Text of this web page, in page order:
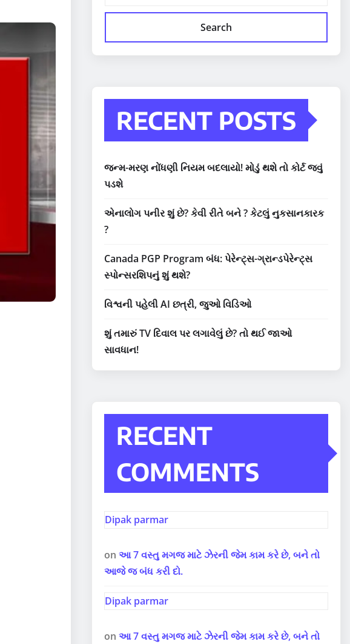
Search
RECENT POSTS
જન્મ-મરણ નોંધણી નિયમ બદલાયો! મોડું થશે તો કોર્ટ જવું
પડશે
એનાલોગ પનીર શું છે? કેવી રીતે બને ? કેટલું નુકસાનકારક
?
Canada PGP Program બંધ: પેરેન્ટ્સ-ગ્રાન્ડપેરેન્ટ્સ
સ્પોન્સરશિપનું શું થશે?
વિશ્વની પહેલી AI છત્રી, જુઓ વિડિઓ
શું તમારું TV દિવાલ પર લગાવેલું છે? તો થઈ જાઓ
સાવધાન!
RECENT
COMMENTS
Dipak parmar
on આ 7 વસ્તુ મગજ માટે ઝેરની જેમ કામ કરે છે, બને તો
આજે જ બંધ કરી દો.
Dipak parmar
on આ 7 વસ્તુ મગજ માટે ઝેરની જેમ કામ કરે છે, બને તો